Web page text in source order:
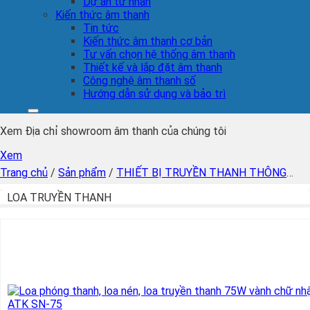
Kiến thức âm thanh
Tin tức
Kiến thức âm thanh cơ bản
Tư vấn chọn hệ thống âm thanh
Thiết kế và lắp đặt âm thanh
Công nghệ âm thanh số
Hướng dẫn sử dụng và bảo trì
Xem Địa chỉ showroom âm thanh của chúng tôi
Xem
Trang chủ / Sản phẩm / THIẾT BỊ TRUYỀN THANH THÔNG
MINH / LOA TRUYỀN THANH
LOA TRUYỀN THANH